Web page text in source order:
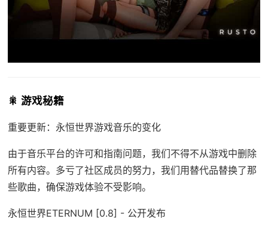
🎇 游戏秘籍
重要更新：永恒世界游戏音乐的变化
由于音乐平台的许可和指南问题，我们不得不从游戏中删除
所有内容。多亏了社区成员的努力，我们用替代品替换了那
些歌曲，确保游戏体验不受影响。
永恒世界ETERNUM [0.8] - 公开发布